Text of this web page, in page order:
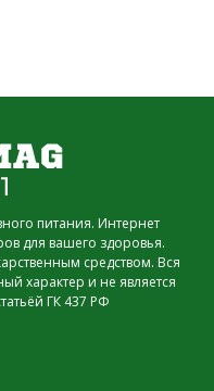
питания. Интернет
для вашего здоровья.
средством. Вся
характер и не является
ГК 437 РФ